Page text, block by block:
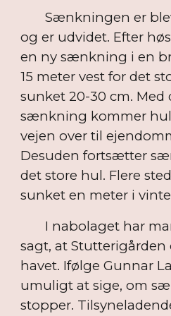
Sænkningen er
og er udvidet. Efter
en ny sænkning i en
15 meter vest for det
sunket 20-30 cm. Med
sænkning kommer
vejen over til
Desuden fortsætter
det store hul. Flere
sunket en meter i
I nabolaget har
sagt, at Stutterigården
havet. Ifølge Gunnar
umuligt at sige, om
stopper.